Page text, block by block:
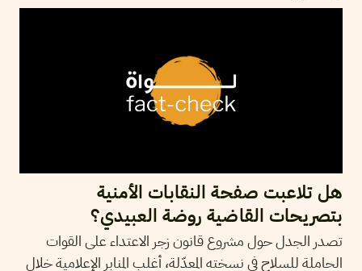
هل تلاعبت صفحة النقابات الأمنية
بتصريحات القاضية روضة العبيدي؟
تصدر الجدل حول مشروع قانون زجر الاعتداء على القوات
الحاملة للسلاح في نسخته المعدّلة، أغلب المنابر الإعلامية خلال